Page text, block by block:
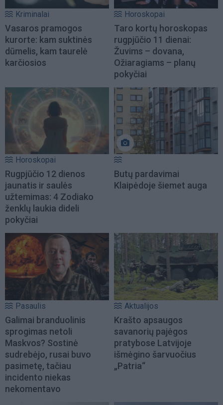
Kriminalai
Vasaros pramogos
kurorte: kam suktinės
dūmelis, kam taurelė
karčiosios
Horoskopai
Taro kortų horoskopas
rugpjūčio 11 dienai:
Žuvims – dovana,
Ožiaragiams – planų
pokyčiai
Horoskopai
Rugpjūčio 12 dienos
jaunatis ir saulės
užtemimas: 4 Zodiako
ženklų laukia dideli
pokyčiai
Butų pardavimai
Klaipėdoje šiemet auga
Pasaulis
Galimai branduolinis
sprogimas netoli
Maskvos? Sostinė
sudrebėjo, rusai buvo
pasimetę, tačiau
incidento niekas
nekomentavo
Aktualijos
Krašto apsaugos
savanorių pajėgos
pratybose Latvijoje
išmėgino šarvuočius
„Patria“